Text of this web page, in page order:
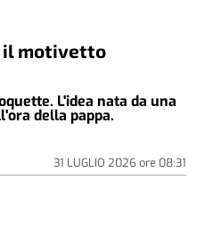
il motivetto
L'idea nata da una
della pappa.
31 LUGLIO 2026ore 08:31